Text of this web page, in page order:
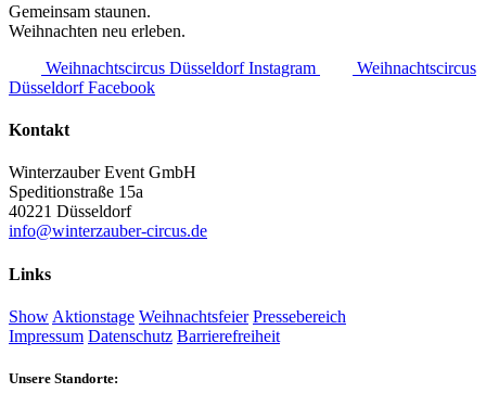
Gemeinsam staunen.
Weihnachten neu erleben.
Weihnachtscircus Düsseldorf Instagram
Weihnachtscircus
Düsseldorf Facebook
Kontakt
Winterzauber Event GmbH
Speditionstraße 15a
40221 Düsseldorf
info@winterzauber-circus.de
Links
Show Aktionstage Weihnachtsfeier Pressebereich
Impressum Datenschutz Barrierefreiheit
Unsere Standorte: